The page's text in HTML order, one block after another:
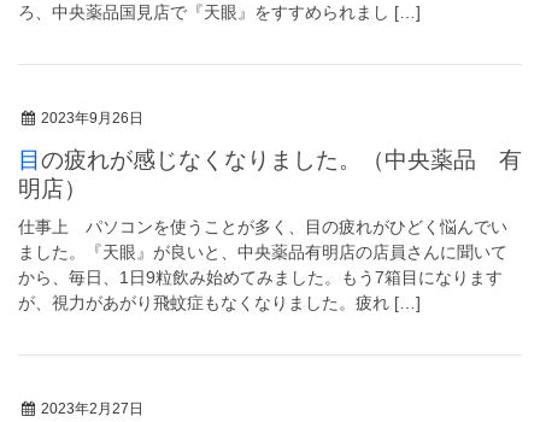
ろ、中央薬品国見店で『天眼』をすすめられまし […]
2023年9月26日
目の疲れが感じなくなりました。（中央薬品 有
明店）
仕事上 パソコンを使うことが多く、目の疲れがひどく悩んでい
ました。『天眼』が良いと、中央薬品有明店の店員さんに聞いて
から、毎日、1日9粒飲み始めてみました。もう7箱目になります
が、視力があがり飛蚊症もなくなりました。疲れ […]
2023年2月27日